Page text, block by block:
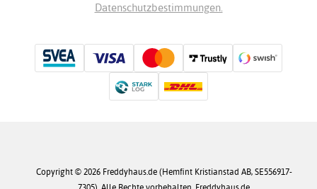
Datenschutzbestimmungen.
Copyright © 2026 Freddyhaus.de (Hemfint Kristianstad AB, SE556917-